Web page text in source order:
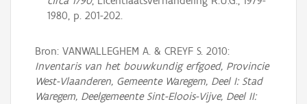
1980, p. 201-202.
Bron: VANWALLEGHEM A. & CREYF S. 2010:
Inventaris van het bouwkundig erfgoed, Provincie
West-Vlaanderen, Gemeente Waregem, Deel I: Stad
Waregem, Deelgemeente Sint-Eloois-Vijve, Deel II: